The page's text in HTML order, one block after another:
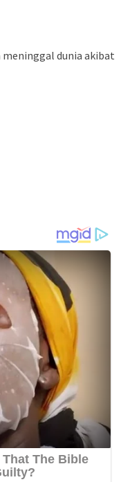
dunia akibat